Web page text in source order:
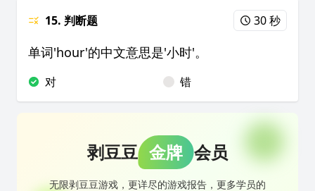
15. 判断题 30 秒
单词'hour'的中文意思是'小时'。
对 错
剥豆豆 金牌 会员
无限剥豆豆游戏，更详尽的游戏报告，更多学员的